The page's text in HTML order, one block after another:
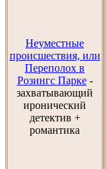
Неуместные
происшествия, или
Переполох в
Розингс Парке-
захватывающий
иронический
детектив +
романтика